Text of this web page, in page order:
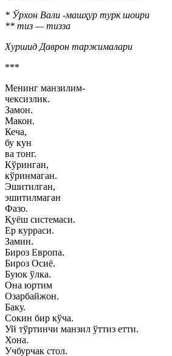
* Ўрхон Вали -машҳур турк шоири
** тиз — тизза
Хуршид Даврон таржималари
***
Менинг манзилим-
чексизлик.
Замон.
Макон.
Кеча,
бу кун
ва тонг.
Кўринган,
кўринмаган.
Эшитилган,
эшитилмаган
Фазо.
Қуёш системаси.
Ер курраси.
Замин.
Бироз Европа.
Бироз Осиё.
Буюк ўлка.
Она юртим
Озарбайжон.
Баку.
Сокин бир кўча.
Уй тўртинчи манзил ўттиз етти.
Хона.
Учбурчак стол.